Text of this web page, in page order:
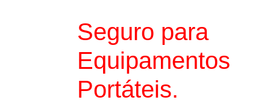
Seguro para
Equipamentos
Portáteis.